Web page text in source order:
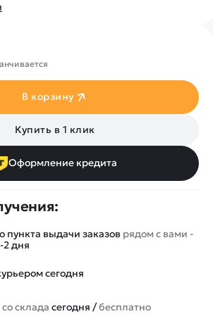
В корзину
Купить в 1 клик
Оформление кредита
пункта выдачи заказов рядом с вами -
2 дня
сегодня
со склада сегодня /бесплатно